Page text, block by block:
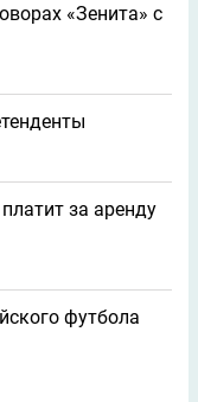
«Зенита» с
за аренду
футбола